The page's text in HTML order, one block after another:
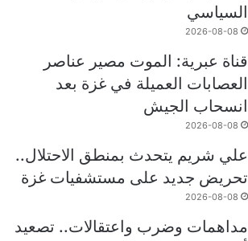
السياسي
2026-08-08
قناة عبرية: الموت مصير عناصر
العصابات العميلة في غزة بعد
انسحاب الجيش
2026-08-08
علي شريم يتحدث بمنطق الاحتلال..
تحريض جديد على مستشفيات غزة
2026-08-08
مداهمات وضرب واعتقالات.. تصعيد